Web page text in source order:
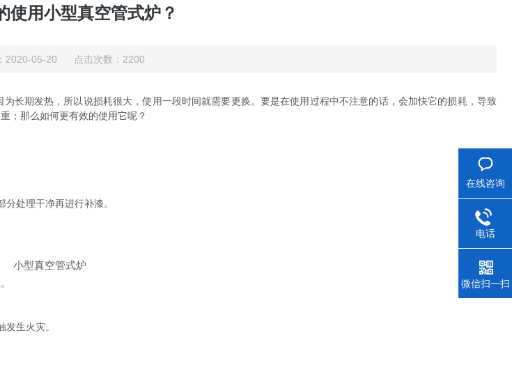
使用小型真空管式炉？
2020-05-20 点击次数：2200
期发热，所以说损耗很大，使用一段时间就需要更换。要是在使用过程中不注意的话，会加快它的损耗，导致
；那么如何更有效的使用它呢？
处理干净再进行补漆。
生火灾。
在线咨询
电话
微信扫一扫